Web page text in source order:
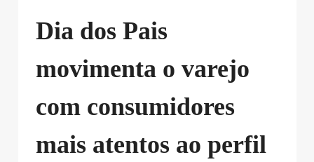
Dia dos Pais
movimenta o varejo
com consumidores
mais atentos ao perfil